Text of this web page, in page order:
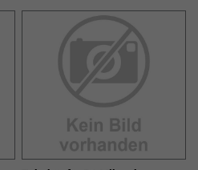
HINZUFÜGEN